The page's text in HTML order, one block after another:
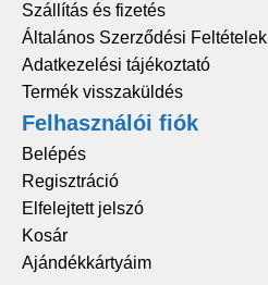
Szállítás és fizetés
Általános Szerződési Feltételek
Adatkezelési tájékoztató
Termék visszaküldés
Felhasználói fiók
Belépés
Regisztráció
Elfelejtett jelszó
Kosár
Ajándékkártyáim